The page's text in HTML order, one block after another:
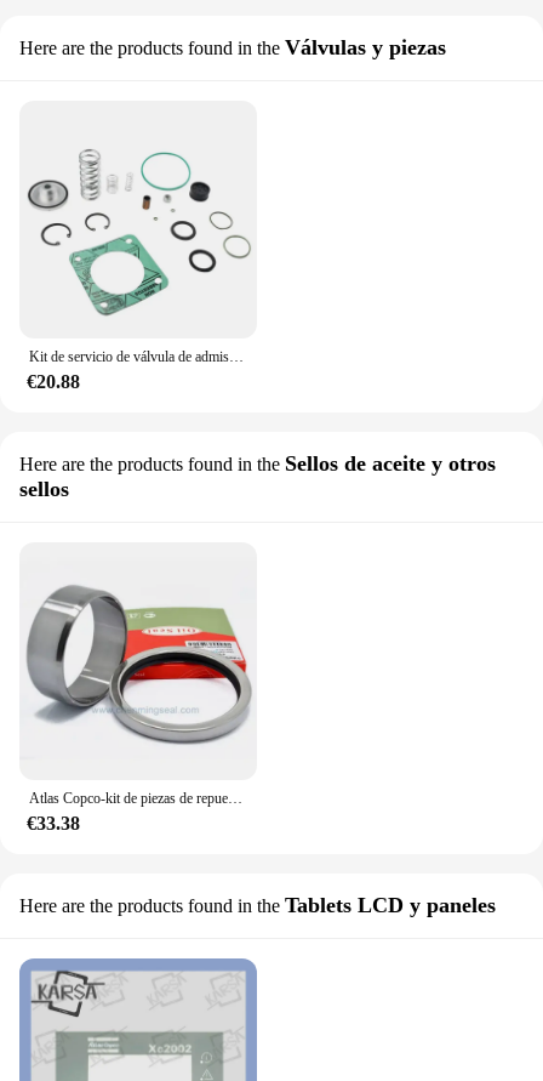
Here are the products found in the Válvulas y piezas
€20.88
Here are the products found in the Sellos de aceite y otros
sellos
€33.38
Here are the products found in the Tablets LCD y paneles